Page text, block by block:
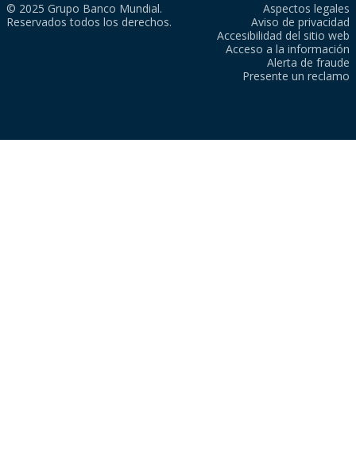
© 2025 Grupo Banco Mundial.
Reservados todos los derechos.
Aspectos legales
Aviso de privacidad
Accesibilidad del sitio web
Acceso a la información
Alerta de fraude
Presente un reclamo